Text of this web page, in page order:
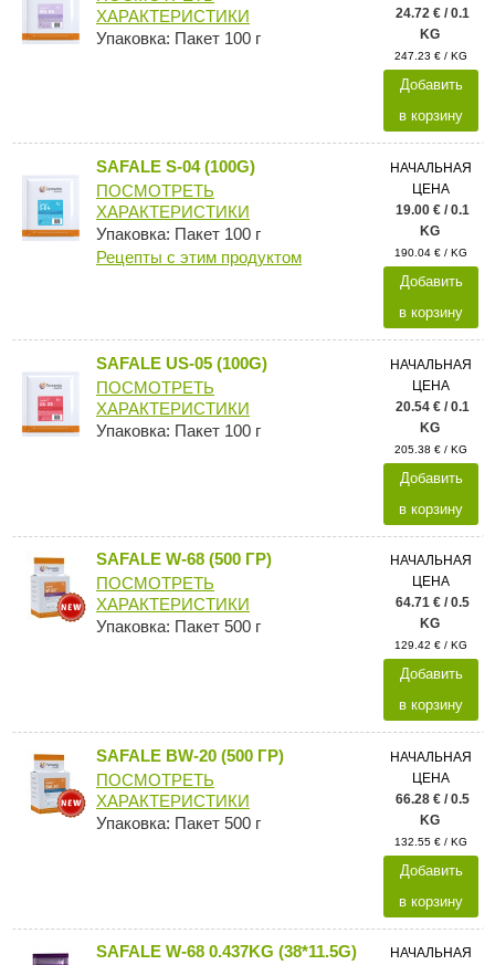
ХАРАКТЕРИСТИКИ
Упаковка: Пакет 100 г
24.72 € / 0.1
KG
247.23 € / KG
Добавить
в корзину
SAFALE S-04 (100G)
ПОСМОТРЕТЬ
ХАРАКТЕРИСТИКИ
Упаковка: Пакет 100 г
Рецепты с этим продуктом
НАЧАЛЬНАЯ
ЦЕНА
19.00 € / 0.1
KG
190.04 € / KG
Добавить
в корзину
SAFALE US-05 (100G)
ПОСМОТРЕТЬ
ХАРАКТЕРИСТИКИ
Упаковка: Пакет 100 г
НАЧАЛЬНАЯ
ЦЕНА
20.54 € / 0.1
KG
205.38 € / KG
Добавить
в корзину
SAFALE W-68 (500 ГР)
ПОСМОТРЕТЬ
ХАРАКТЕРИСТИКИ
Упаковка: Пакет 500 г
НАЧАЛЬНАЯ
ЦЕНА
64.71 € / 0.5
KG
129.42 € / KG
Добавить
в корзину
SAFALE BW-20 (500 ГР)
ПОСМОТРЕТЬ
ХАРАКТЕРИСТИКИ
Упаковка: Пакет 500 г
НАЧАЛЬНАЯ
ЦЕНА
66.28 € / 0.5
KG
132.55 € / KG
Добавить
в корзину
SAFALE W-68 0.437KG (38*11.5G)
НАЧАЛЬНАЯ